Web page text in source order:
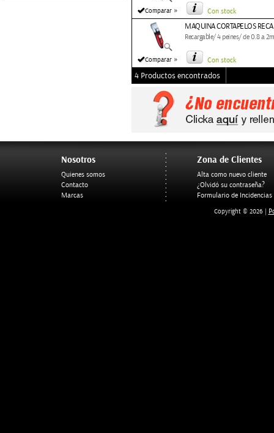
Comparar » Con stock
Comparar »
MAQUINA CORTAPELOS
Recargable/ 4 peines/ de 0.8 a
Con stock
4 Productos encontrados
Nosotros
Quienes somos
Contacto
Marcas
Zona de Clientes
Alta como nuevo cliente
¿Olvidó su contraseña?
Formulario de Incidencias
Copyright © 2026 |